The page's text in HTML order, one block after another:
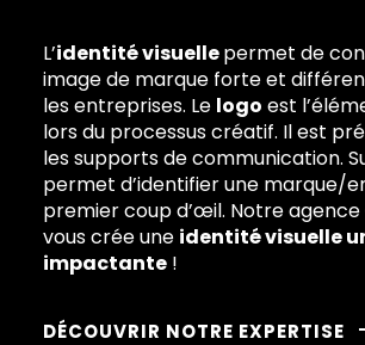
L’identité visuellepermet de
image de marque forte et
les entreprises. Le logo est
lors du processus créatif. Il est
les supports de communication.
permet d’identifier une marque/
premier coup d’œil. Notre
vous crée une identité visuelle
impactante !
DÉCOUVRIR NOTRE EXPERTISE